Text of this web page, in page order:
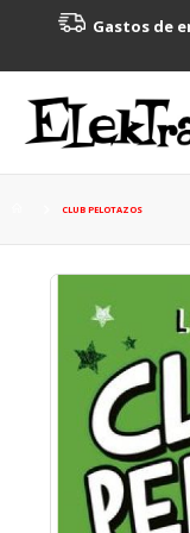
Gastos de
CLUB PELOTAZOS
Saltar
galería
imágenes